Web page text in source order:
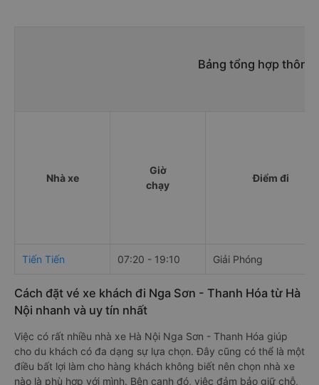
Bảng tổng hợp thông
Nhà xe
Giờ
chạy
Điểm đi
Tiến Tiến 07:20 - 19:10 Giải Phóng
Cách đặt vé xe khách đi Nga Sơn - Thanh Hóa từ Hà
Nội nhanh và uy tín nhất
Việc có rất nhiều nhà xe Hà Nội Nga Sơn - Thanh Hóa giúp
cho du khách có đa dạng sự lựa chọn. Đây cũng có thể là một
điều bất lợi làm cho hàng khách không biết nên chọn nhà xe
nào là phù hợp với mình. Bên cạnh đó, việc đảm bảo giữ chỗ,